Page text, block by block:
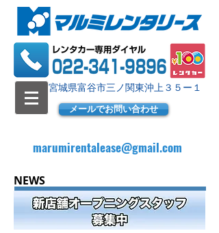
​宮城県富谷市三ノ関東沖上３５ー１
メールでお問い合わせ
marumirentalease@gmail.com
​NEWS